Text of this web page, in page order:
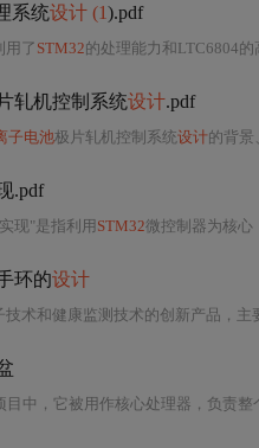
系统设计 (1).pdf
用了 STM32的处理能力和LTC6804的
轧机控制系统设计.pdf
子电池极片轧机控制系统设计的背景
.pdf
实现"是指利用 STM32微控制器为核心
环的设计
测技术的创新产品，主要应用于个人健康管理
目中，它被用作核心处理器，负责整